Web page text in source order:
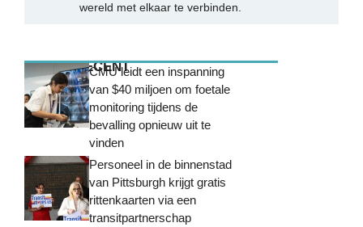
wereld met elkaar te verbinden.
MEEST RECENTCMU leidt een inspanning
van $40 miljoen om foetale
monitoring tijdens de
bevalling opnieuw uit te
vinden
Personeel in de binnenstad
van Pittsburgh krijgt gratis
rittenkaarten via een
transitpartnerschap